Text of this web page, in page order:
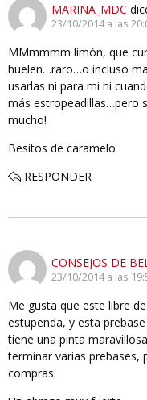
MARINA_MDC
23/10/2014 a las
MMmmmm limón, que
huelen…raro…o incluso
usarlas ni para mi ni
más estropeadillas…pero
mucho!
Besitos de caramelo
RESPONDER
CONSEJOS DE
23/10/2014 a las
Me gusta que este libre
estupenda, y esta
tiene una pinta
terminar varias prebases,
compras.